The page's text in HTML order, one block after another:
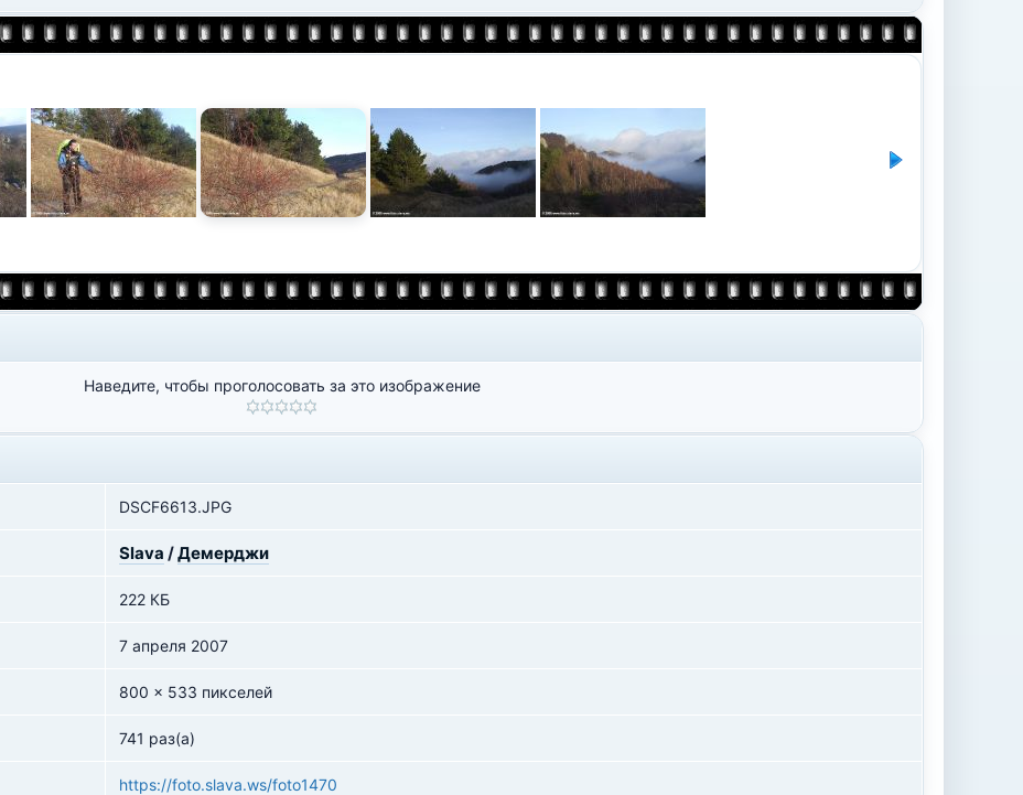
Наведите, чтобы проголосовать за это изображение
DSCF6613.JPG
Slava /Демерджи
222 КБ
7 апреля 2007
800 x 533 пикселей
741 раз(а)
https://foto.slava.ws/foto1470